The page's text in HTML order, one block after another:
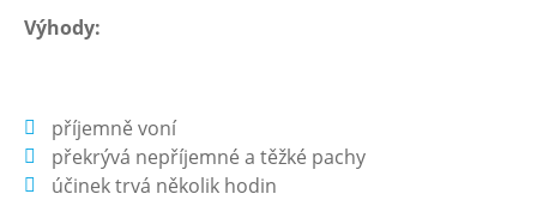
Výhody:
příjemně voní
překrývá nepříjemné a těžké pachy
účinek trvá několik hodin